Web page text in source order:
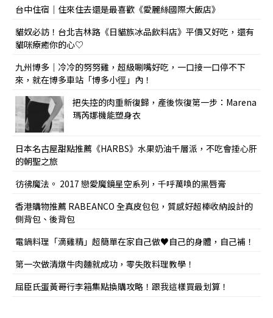
台中住宿｜住來住去還是最喜歡《愛麗絲國際大飯店》
貓奴必訪！台北吉林路《日貓族冰品飲料店》平價又好吃，還有
貓咪療癒你的心♡
九州博多｜冷冷的努努雞，超級唰嘴好吃，一口接一口停不下
來，就在博多車站「博多小徑」內！
把失控的肉重新復歸，產後恢復第一步：Marena
瑪芮娜機能塑身衣
日本名古屋甜點推薦《HARBS》水果奶油千層派，不吃會捶心肝
的朝聖之旅
彷彿魔法。 2017 戀愛魔鏡星空系列，千呼萬喚的黑唇膏
香港購物推薦 RABEANCO 全真皮包包，質感好超棒收納設計的
側背包、後背包
電鍋料理「滴雞精」超簡單在家自己做♥自己的身體，自己補！
第一次做清燉牛肉麵就成功，零失敗料理教學！
屈臣氏蛋黃哥行李箱集點換購攻略！跟我這樣買最划算！